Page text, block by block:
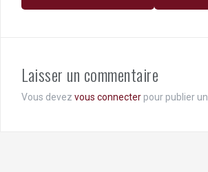
Laisser un commentaire
Vous devez vous connecter pour publier